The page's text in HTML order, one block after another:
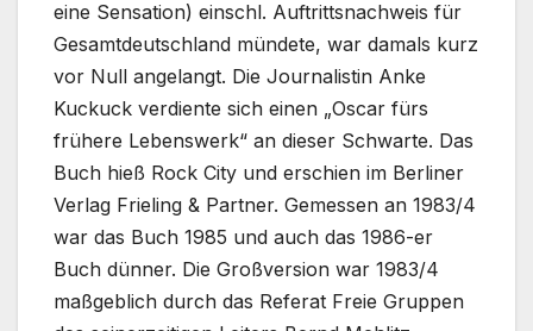
eine Sensation) einschl. Auftrittsnachweis für
Gesamtdeutschland mündete, war damals kurz
vor Null angelangt. Die Journalistin Anke
Kuckuck verdiente sich einen „Oscar fürs
frühere Lebenswerk“ an dieser Schwarte. Das
Buch hieß Rock City und erschien im Berliner
Verlag Frieling & Partner. Gemessen an 1983/4
war das Buch 1985 und auch das 1986-er
Buch dünner. Die Großversion war 1983/4
maßgeblich durch das Referat Freie Gruppen